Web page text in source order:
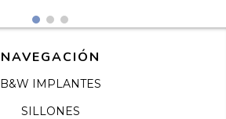
NAVEGACIÓN
B&W IMPLANTES
SILLONES